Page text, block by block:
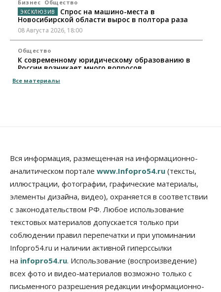
Бизнес Общество
Спрос на машино-места в
Новосибирской области вырос в полтора раза
08 Августа 2026, 18:00
Общество
К современному юридическому образованию в
России возникает много вопросов
08 Августа 2026, 17:00
Искусственный интеллект впервые выписал
штраф за борщевик
08 Августа 2026, 15:00
Авто
Продажи подержанных электромобилей в
Новосибирской области растут второй месяц
08 Августа 2026, 13:00
Бизнес
Детские центры Новосибирска
перегибают с «педагогикой успеха», считает
психолог
08 Августа 2026, 11:00
Все материалы
Вся информация, размещенная на информационно-
аналитическом портале www.Infopro54.ru (тексты,
иллюстрации, фотографии, графические материалы,
элементы дизайна, видео), охраняется в соответствии
с законодательством РФ. Любое использование
текстовых материалов допускается только при
соблюдении правил перепечатки и при упоминании
Infopro54.ru и наличии активной гиперссылки
на infopro54.ru. Использование (воспроизведение)
всех фото и видео-материалов возможно только с
письменного разрешения редакции информационно-